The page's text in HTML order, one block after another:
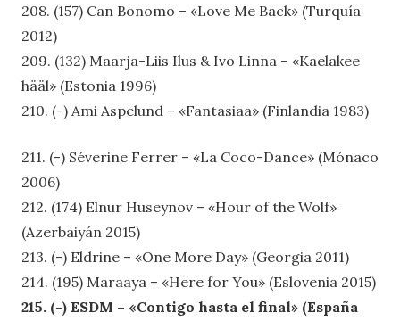
208. (157) Can Bonomo – «Love Me Back» (Turquía
2012)
209. (132) Maarja-Liis Ilus & Ivo Linna – «Kaelakee
hääl» (Estonia 1996)
210. (-) Ami Aspelund – «Fantasiaa» (Finlandia 1983)
211. (-) Séverine Ferrer – «La Coco-Dance» (Mónaco
2006)
212. (174) Elnur Huseynov – «Hour of the Wolf»
(Azerbaiyán 2015)
213. (-) Eldrine – «One More Day» (Georgia 2011)
214. (195) Maraaya – «Here for You» (Eslovenia 2015)
215. (-) ESDM – «Contigo hasta el final» (España